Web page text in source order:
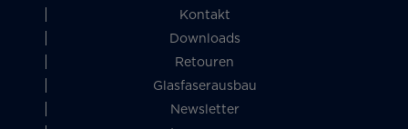
Kontakt
Downloads
Retouren
Glasfaserausbau
Newsletter